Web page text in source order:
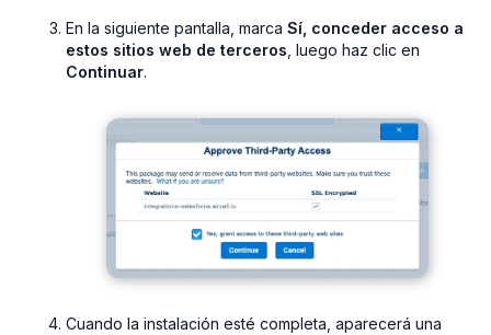
En la siguiente pantalla, marca Sí, conceder acceso a
estos sitios web de terceros , luego haz clic en
Continuar.
Cuando la instalación esté completa, aparecerá una